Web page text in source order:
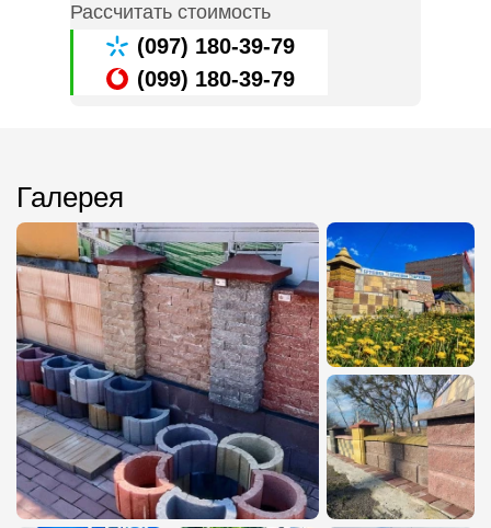
Рассчитать стоимость
(097) 180-39-79
(099) 180-39-79
Галерея